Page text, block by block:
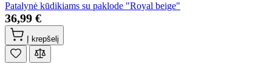
Patalynė kūdikiams su paklode "Royal beige"
36,99 €
Į krepšelį